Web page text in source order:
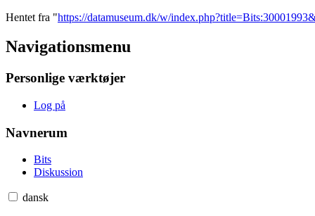
Hentet fra "https://datamuseum.dk/w/
Navigationsmenu
Personlige værktøjer
Log på
Navnerum
Bits
Diskussion
dansk